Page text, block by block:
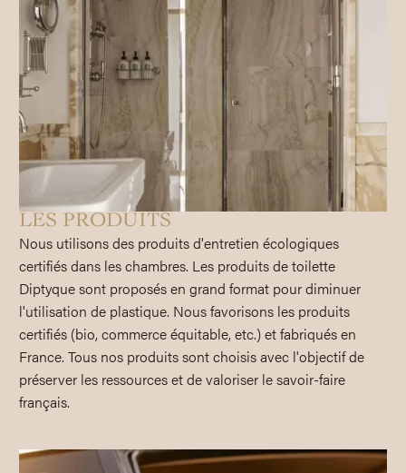
LES PRODUITS
Nous utilisons des produits d'entretien écologiques
certifiés dans les chambres. Les produits de toilette
Diptyque sont proposés en grand format pour diminuer
l'utilisation de plastique. Nous favorisons les produits
certifiés (bio, commerce équitable, etc.) et fabriqués en
France. Tous nos produits sont choisis avec l'objectif de
préserver les ressources et de valoriser le savoir-faire
français.